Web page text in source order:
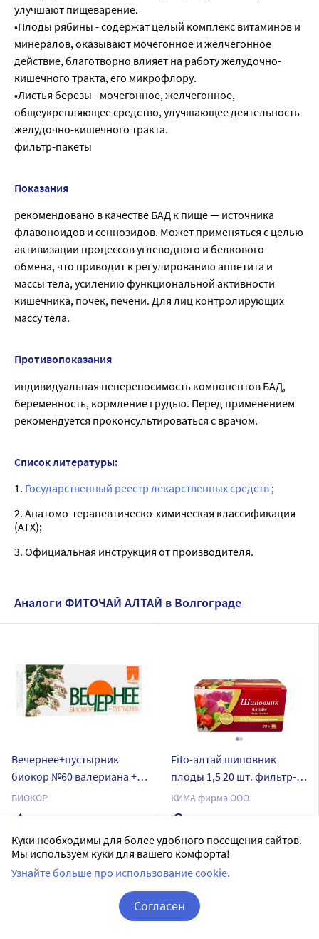
улучшают пищеварение.
•Плоды рябины - содержат целый комплекс витаминов и
минералов, оказывают мочегонное и желчегонное
действие, благотворно влияет на работу желудочно-
кишечного тракта, его микрофлору.
•Листья березы - мочегонное, желчегонное,
общеукрепляющее средство, улучшающее деятельность
желудочно-кишечного тракта.
фильтр-пакеты
Показания
рекомендовано в качестве БАД к пище — источника
флавоноидов и сеннозидов. Может применяться с целью
активизации процессов углеводного и белкового
обмена, что приводит к регулированию аппетита и
массы тела, усилению функциональной активности
кишечника, почек, печени. Для лиц контролирующих
массу тела.
Противопоказания
индивидуальная непереносимость компонентов БАД,
беременность, кормление грудью. Перед применением
рекомендуется проконсультироваться с врачом.
Список литературы:
1. Государственный реестр лекарственных средств ;
2. Анатомо-терапевтическо-химическая классификация
(ATX);
3. Официальная инструкция от производителя.
Аналоги ФИТОЧАЙ АЛТАЙ в Волгограде
Вечернее+пустырник
биокор №60 валериана +
пустырник
БИОКОР
60 шт в уп.
Доставим в аптеку
Fito-алтай шиповник
плоды 1,5 20 шт. фильтр-
пакеты
КИМА фирма ООО
Доставим в аптекузавтра
В наличии
Куки необходимы для более удобного посещения сайтов.
Мы используем куки для вашего комфорта!
Узнайте больше про использование cookie.
Согласен